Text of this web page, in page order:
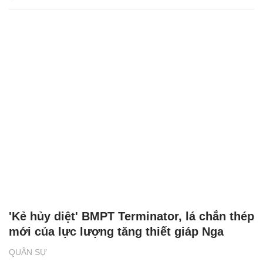
QUÂN SỰ
'Kẻ hủy diệt' BMPT Terminator, lá chắn thép
mới của lực lượng tăng thiết giáp Nga